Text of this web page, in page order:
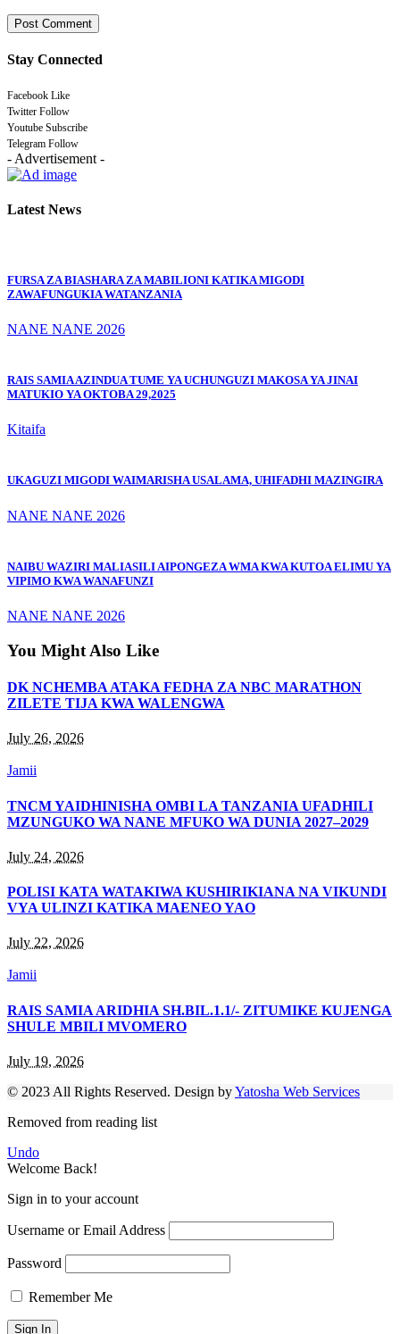
Stay Connected
Facebook Like
Twitter Follow
Youtube Subscribe
Telegram Follow
- Advertisement -
Latest News
FURSA ZA BIASHARA ZA MABILIONI KATIKA MIGODI
ZAWAFUNGUKIA WATANZANIA
NANE NANE 2026
RAIS SAMIA AZINDUA TUME YA UCHUNGUZI MAKOSA YA JINAI
MATUKIO YA OKTOBA 29,2025
Kitaifa
UKAGUZI MIGODI WAIMARISHA USALAMA, UHIFADHI MAZINGIRA
NANE NANE 2026
NAIBU WAZIRI MALIASILI AIPONGEZA WMA KWA KUTOA ELIMU YA
VIPIMO KWA WANAFUNZI
NANE NANE 2026
You Might Also Like
DK NCHEMBA ATAKA FEDHA ZA NBC MARATHON
ZILETE TIJA KWA WALENGWA
July 26, 2026
Jamii
TNCM YAIDHINISHA OMBI LA TANZANIA UFADHILI
MZUNGUKO WA NANE MFUKO WA DUNIA 2027–2029
July 24, 2026
POLISI KATA WATAKIWA KUSHIRIKIANA NA VIKUNDI
VYA ULINZI KATIKA MAENEO YAO
July 22, 2026
Jamii
RAIS SAMIA ARIDHIA SH.BIL.1.1/- ZITUMIKE KUJENGA
SHULE MBILI MVOMERO
July 19, 2026
© 2023 All Rights Reserved. Design byYatosha Web Services
Removed from reading list
Undo
Welcome Back!
Sign in to your account
Username or Email Address
Password
Remember Me